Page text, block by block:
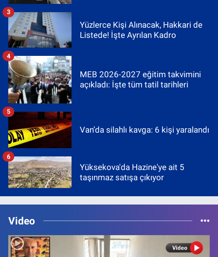
Yüzlerce Kişi Alınacak, Hakkari de
Listede! İşte Ayrılan Kadro
3
MEB 2026-2027 eğitim takvimini
açıkladı: İşte tüm tatil tarihleri
4
Van’da silahlı kavga: 6 kişi yaralandı
5
Yüksekova'da Hazine'ye ait 5
taşınmaz satışa çıkıyor
6
Video